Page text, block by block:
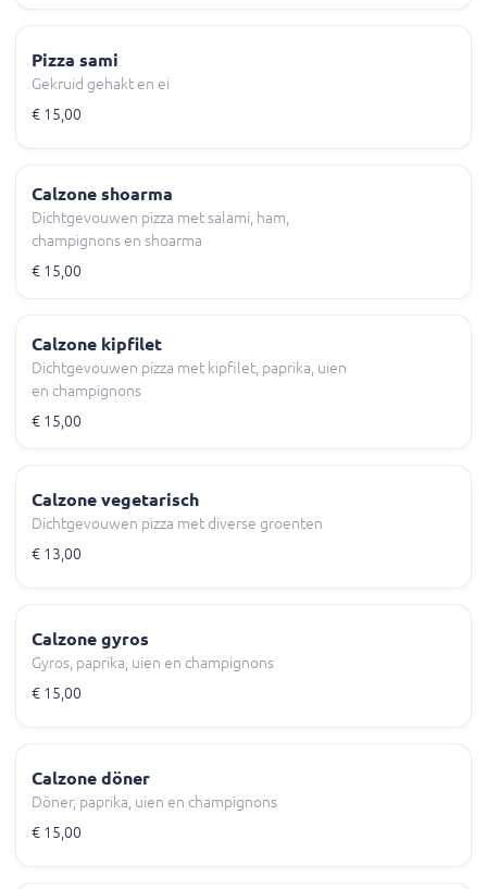
Pizza sami
Gekruid gehakt en ei
€ 15,00
Calzone shoarma
Dichtgevouwen pizza met salami, ham,
champignons en shoarma
€ 15,00
Calzone kipfilet
Dichtgevouwen pizza met kipfilet, paprika, uien
en champignons
€ 15,00
Calzone vegetarisch
Dichtgevouwen pizza met diverse groenten
€ 13,00
Calzone gyros
Gyros, paprika, uien en champignons
€ 15,00
Calzone döner
Döner, paprika, uien en champignons
€ 15,00